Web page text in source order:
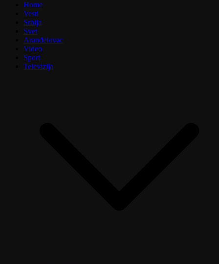
Home
Vesti
Srbija
Svet
Aranđelovac
Video
Sport
Televizija